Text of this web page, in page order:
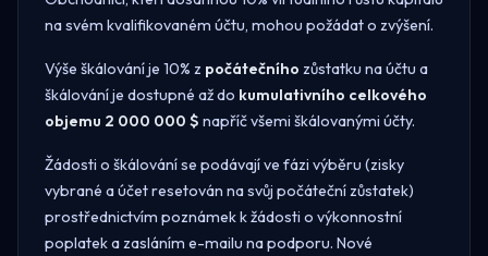
na svém kvalifikovaném účtu, mohou požádat o zvýšení.
Výše škálování je 10% z počátečního zůstatku na účtu a
škálování je dostupné až do kumulativního celkového
objemu 2 000 000 $ napříč všemi škálovanými účty.
Žádosti o škálování se podávají ve fázi výběru (zisky
vybrané a účet resetován na svůj počáteční zůstatek)
prostřednictvím poznámek k žádosti o výkonnostní
poplatek a zasláním e-mailu na podporu. Nové